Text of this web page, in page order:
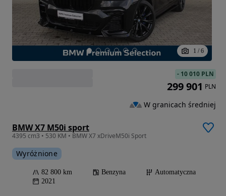
1 / 6
BMW X7 M50i sport
4395 cm3 • 530 KM • BMW X7 xDriveM50i Sport
Wyróżnione
82 800 km Benzyna
Automatyczna
2021
- 10 010 PLN
299 901 PLN
W granicach średniej